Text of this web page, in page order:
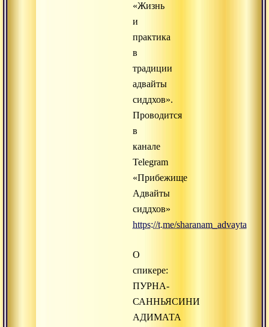
«Жизнь
и
практика
в
традиции
адвайты
сиддхов».
Проводится
в
канале
Telegram
«Прибежище
Адвайты
сиддхов»
https://t.me/sharanam_advayta
О
спикере:
ПУРНА-
САННЬЯСИНИ
АДИМАТА